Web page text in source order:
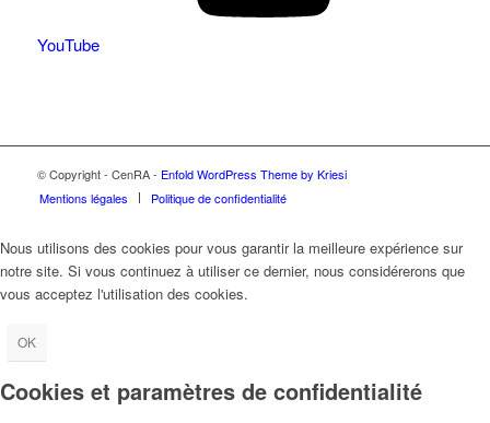
YouTube
© Copyright - CenRA - Enfold WordPress Theme by Kriesi
Mentions légales
Politique de confidentialité
Nous utilisons des cookies pour vous garantir la meilleure expérience sur
notre site. Si vous continuez à utiliser ce dernier, nous considérerons que
vous acceptez l'utilisation des cookies.
OK
Cookies et paramètres de confidentialité